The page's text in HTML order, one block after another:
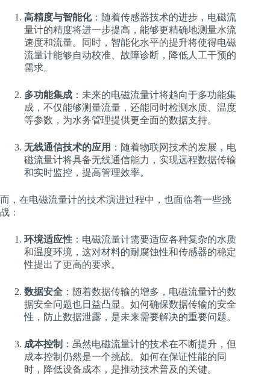
高精度与智能化：随着传感器技术的进步，电磁流
量计的精度将进一步提高，能够更精确地测量水流
速度和流量。同时，智能化水平的提升将使得电磁
流量计能够自动校准、故障诊断，降低人工干预的
需求。
多功能集成 ：未来的电磁流量计将趋向于多功能集
成，不仅能够测量流量，还能同时检测水质、温度
等参数，为水务管理提供更全面的数据支持。
无线通信技术的应用 ：随着物联网技术的发展，电
磁流量计将具备无线通信能力，实现远程数据传输
和实时监控，提高管理效率。
而，在电磁流量计的技术演进过程中，也面临着一些挑
战：
环境适应性 ：电磁流量计需要适应各种复杂的水质
和温度环境，这对材料的耐腐蚀性和传感器的稳定
性提出了更高的要求。
数据安全 ：随着数据传输的增多，电磁流量计的数
据安全问题也日益凸显。如何确保数据传输的安全
性，防止数据泄露，是未来需要解决的重要问题。
成本控制 ：虽然电磁流量计的技术在不断提升，但
成本控制仍然是一个挑战。如何在保证性能的同
时，降低设备成本，是推动技术普及的关键。